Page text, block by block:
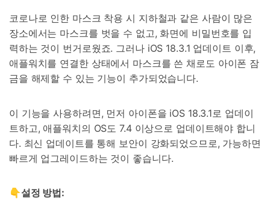
코로나로 인한 마스크 착용 시 지하철과 같은 사람이 많은
장소에서는 마스크를 벗을 수 없고, 화면에 비밀번호를 입
력하는 것이 번거로웠죠. 그러나 iOS 18.3.1 업데이트 이후,
애플워치를 연결한 상태에서 마스크를 쓴 채로도 아이폰 잠
금을 해제할 수 있는 기능이 추가되었습니다.
이 기능을 사용하려면, 먼저 아이폰을 iOS 18.3.1로 업데이
트하고, 애플워치의 OS도 7.4 이상으로 업데이트해야 합니
다. 최신 업데이트를 통해 보안이 강화되었으므로, 가능하면
빠르게 업그레이드하는 것이 좋습니다.
👇설정 방법: